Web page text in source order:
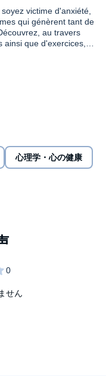
victime d'anxiété,
qui génèrent tant de
au travers
que d'exercices,
d'anxiété généralisé
existent. Cet exposé
心理学・心の健康
せん